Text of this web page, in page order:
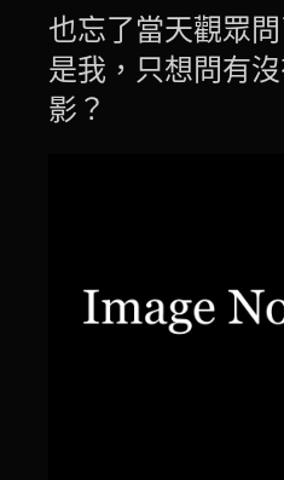
也忘了當天觀眾
是我，只想問有
影？